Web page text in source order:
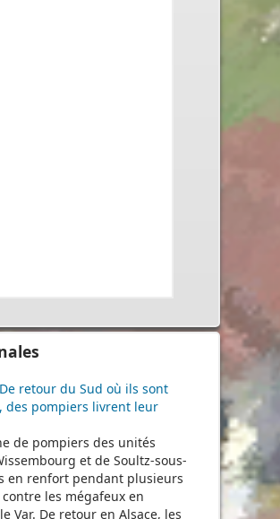
retour du Sud où ils sont
des pompiers livrent leur
de pompiers des unités
et de Soultz-sous-
en renfort pendant plusieurs
les mégafeux en
Var. De retour en Alsace, les